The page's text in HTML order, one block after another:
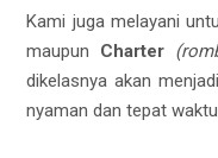
Kami juga melayani
maupun Charter
dikelasnya akan
nyaman dan tepat